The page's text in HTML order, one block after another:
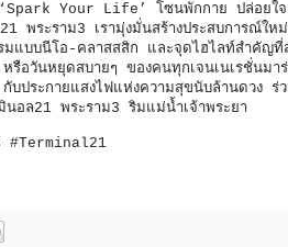
Your Life’ โซนพักกาย ปล่อยใจ ใ
พระราม3 เรามุ่งมั่นสร้างประสบการณ์ใ
มแบบนีโอ-คลาสสสิก และจุดไฮไลท์สำคัญ
อวันหยุดสบายๆ ของคนทุกเจนเนเรชั่นม
กับประกายแสงไฟแห่งความสุขนับล้านดวง
นอล21 พระราม3 ริมแม่น้ำเจ้าพระยา
#Terminal21